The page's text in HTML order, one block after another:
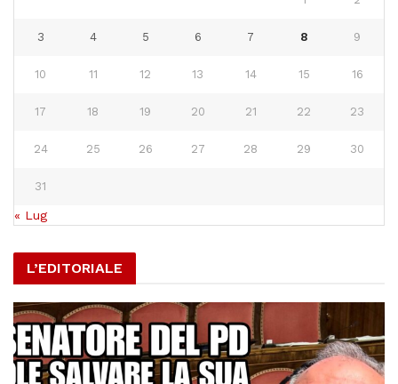
3 4 5 6 7 8 9
10 11 12 13 14 15 16
17 18 19 20 21 22 23
24 25 26 27 28 29 30
31
« Lug
L’EDITORIALE